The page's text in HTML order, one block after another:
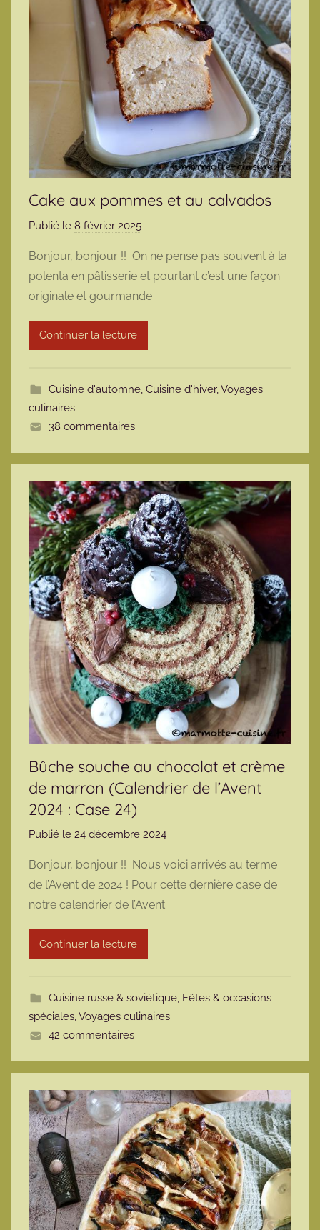
Cake aux pommes et au calvados
Publié le 8 février 2025
r
m
a
r
t
Bonjour, bonjour !! On ne pense pas souvent à la
polenta en pâtisserie et pourtant c’est une façon
originale et gourmande
Continuer la lecture
Cuisine d'automne, Cuisine d'hiver,Voyages
culinaires
38 commentaires
Bûche souche au chocolat et crème
de marron (Calendrier de l’Avent
2024 : Case 24)
Publié le 24 décembre 2024
r
m
t
e
Bonjour, bonjour !! Nous voici arrivés au terme
de l’Avent de 2024 ! Pour cette dernière case de
notre calendrier de l’Avent
Continuer la lecture
Cuisine russe & soviétique, Fêtes & occasions
spéciales,Voyages culinaires
42 commentaires